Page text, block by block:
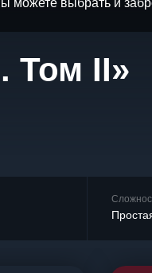
можете выбрать и
Том II»